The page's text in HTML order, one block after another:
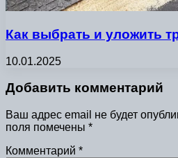
Как выбрать и уложить
10.01.2025
Добавить комментарий
Ваш адрес email не будет
поля помечены *
Комментарий *